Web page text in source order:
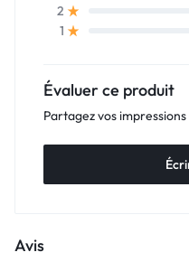
2
1
Évaluer ce produit
Partagez vos
Avis